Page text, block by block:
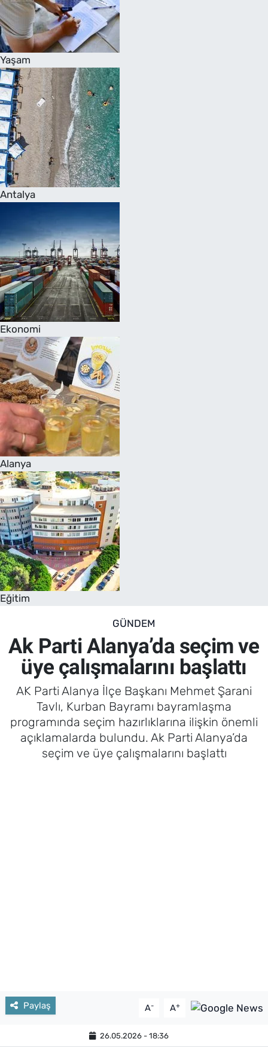
Yaşam
Antalya
Ekonomi
Alanya
Eğitim
GÜNDEM
Ak Parti Alanya’da seçim ve
üye çalışmalarını başlattı
AK Parti Alanya İlçe Başkanı Mehmet Şarani
Tavlı, Kurban Bayramı bayramlaşma
programında seçim hazırlıklarına ilişkin önemli
açıklamalarda bulundu. Ak Parti Alanya’da
seçim ve üye çalışmalarını başlattı
Paylaş A- A+
26.05.2026 - 18:36